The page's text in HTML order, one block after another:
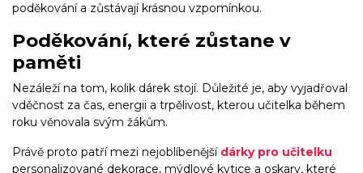
poděkování a zůstávají krásnou vzpomínkou.
Poděkování, které zůstane v
paměti
Nezáleží na tom, kolik dárek stojí. Důležité je, aby vyjadřoval
vděčnost za čas, energii a trpělivost, kterou učitelka během
roku věnovala svým žákům.
Právě proto patří mezi nejoblíbenější dárky pro učitelku
personalizované dekorace, mýdlové kytice a oskary, které